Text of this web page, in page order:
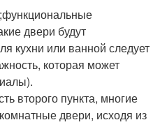
двери будут
кухни или ванной следует
которая может
второго пункта, многие
двери, исходя из